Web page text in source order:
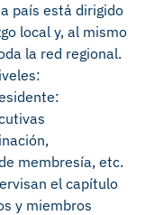
país está dirigido
local y, al mismo
la red regional.
membresía, etc.
el capítulo
y miembros